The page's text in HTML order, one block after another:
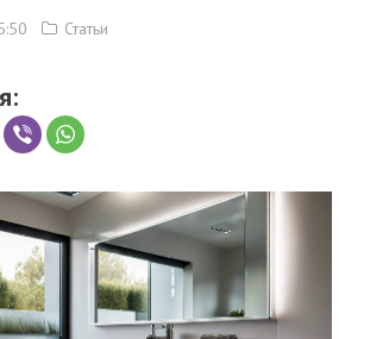
Статьи